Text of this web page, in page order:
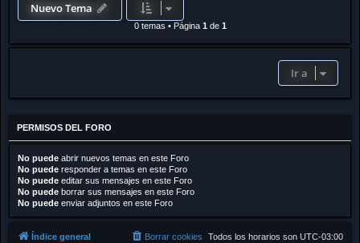
Nuevo Tema
0 temas • Página 1 de 1
Ir a
PERMISOS DEL FORO
No puede abrir nuevos temas en este Foro
No puede responder a temas en este Foro
No puede editar sus mensajes en este Foro
No puede borrar sus mensajes en este Foro
No puede enviar adjuntos en este Foro
Índice general Todos los horarios son UTC-03:00
Borrar cookies